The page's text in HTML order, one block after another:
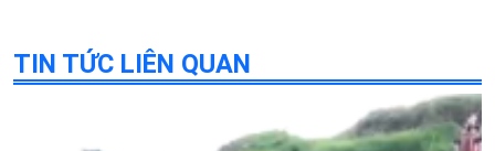
TIN TỨC LIÊN QUAN